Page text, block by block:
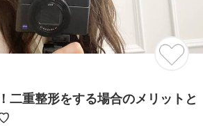
二重整形をする場合のメリットと